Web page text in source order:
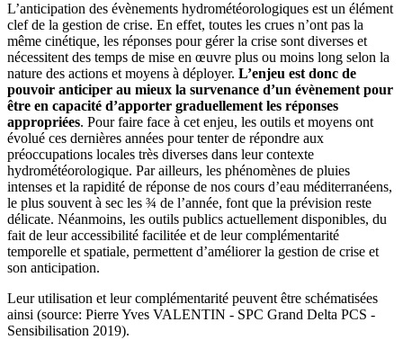
L’anticipation des évènements hydrométéorologiques est un élément
clef de la gestion de crise. En effet, toutes les crues n’ont pas la
même cinétique, les réponses pour gérer la crise sont diverses et
nécessitent des temps de mise en œuvre plus ou moins long selon la
nature des actions et moyens à déployer. L’enjeu est donc de
pouvoir anticiper au mieux la survenance d’un évènement pour
être en capacité d’apporter graduellement les réponses
appropriées. Pour faire face à cet enjeu, les outils et moyens ont
évolué ces dernières années pour tenter de répondre aux
préoccupations locales très diverses dans leur contexte
hydrométéorologique. Par ailleurs, les phénomènes de pluies
intenses et la rapidité de réponse de nos cours d’eau méditerranéens,
le plus souvent à sec les ¾ de l’année, font que la prévision reste
délicate. Néanmoins, les outils publics actuellement disponibles, du
fait de leur accessibilité facilitée et de leur complémentarité
temporelle et spatiale, permettent d’améliorer la gestion de crise et
son anticipation.
Leur utilisation et leur complémentarité peuvent être schématisées
ainsi (source: Pierre Yves VALENTIN - SPC Grand Delta PCS -
Sensibilisation 2019).